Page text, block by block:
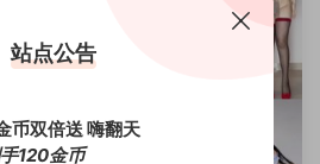
站点公告
币双倍送 嗨翻天
120金币